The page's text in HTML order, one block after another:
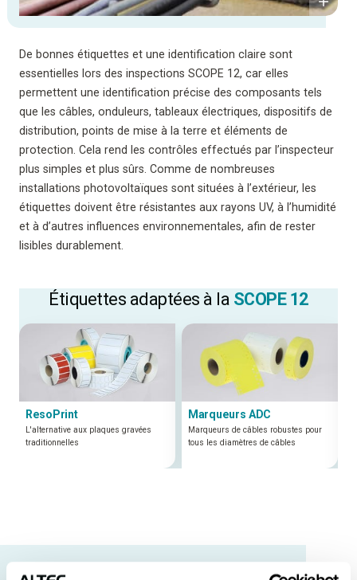
De bonnes étiquettes et une identification claire sont
essentielles lors des inspections SCOPE 12, car elles
permettent une identification précise des composants tels
que les câbles, onduleurs, tableaux électriques, dispositifs de
distribution, points de mise à la terre et éléments de
protection. Cela rend les contrôles effectués par l’inspecteur
plus simples et plus sûrs. Comme de nombreuses
installations photovoltaïques sont situées à l’extérieur, les
étiquettes doivent être résistantes aux rayons UV, à l’humidité
et à d’autres influences environnementales, afin de rester
lisibles durablement.
Étiquettes adaptées à la SCOPE 12
ResoPrint
L'alternative aux plaques gravées
traditionnelles
Marqueurs ADC
Marqueurs de câbles robustes pour
tous les diamètres de câbles
SERVICE